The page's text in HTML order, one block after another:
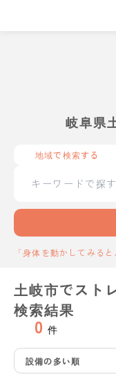
岐阜県
地域で検索する
「身体を動かしてみる
土岐市でスト
検索結果
0 件
設備の多い順